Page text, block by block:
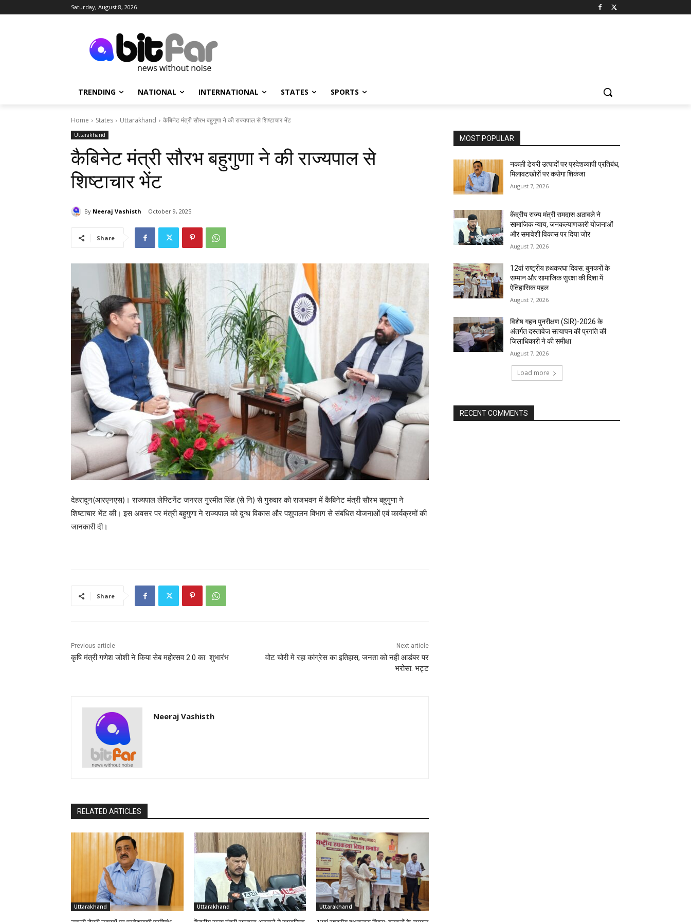
Saturday, August 8, 2026
TRENDING NATIONAL INTERNATIONAL STATES SPORTS
Home States Uttarakhand कैबिनेट मंत्री सौरभ बहुगुणा ने की राज्यपाल से शिष्टाचार भेंट
Uttarakhand
कैबिनेट मंत्री सौरभ बहुगुणा ने की राज्यपाल से
शिष्टाचार भेंट
By Neeraj Vashisth October 9, 2025
Share
देहरादून(आरएनएस)। राज्यपाल लेफ्टिनेंट जनरल गुरमीत सिंह (से नि) से गुरुवार को राजभवन में कैबिनेट मंत्री सौरभ बहुगुणा ने
शिष्टाचार भेंट की। इस अवसर पर मंत्री बहुगुणा ने राज्यपाल को दुग्ध विकास और पशुपालन विभाग से संबंधित योजनाओं एवं कार्यक्रमों की
जानकारी दी।
Share
Previous article
कृषि मंत्री गणेश जोशी ने किया सेब महोत्सव 2.0 का शुभारंभ
Next article
वोट चोरी मे रहा कांग्रेस का इतिहास, जनता को नही आडंबर पर
भरोसा: भट्ट
Neeraj Vashisth
RELATED ARTICLES
Uttarakhand Uttarakhand Uttarakhand
MOST POPULAR
नकली डेयरी उत्पादों पर प्रदेशव्यापी प्रतिबंध,
मिलावटखोरों पर कसेगा शिकंजा
August 7, 2026
केंद्रीय राज्य मंत्री रामदास अठावले ने
सामाजिक न्याय, जनकल्याणकारी योजनाओं
और समावेशी विकास पर दिया जोर
August 7, 2026
12वां राष्ट्रीय हथकरघा दिवस: बुनकरों के
सम्मान और सामाजिक सुरक्षा की दिशा में
ऐतिहासिक पहल
August 7, 2026
विशेष गहन पुनरीक्षण (SIR)-2026 के
अंतर्गत दस्तावेज सत्यापन की प्रगति की
जिलाधिकारी ने की समीक्षा
August 7, 2026
Load more
RECENT COMMENTS